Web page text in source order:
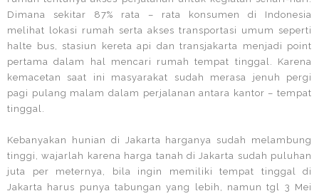
Dimana sekitar 87% rata – rata konsumen di Indonesia
melihat lokasi rumah serta akses transportasi umum seperti
halte bus, stasiun kereta api dan transjakarta menjadi point
pertama dalam hal mencari rumah tempat tinggal. Karena
kemacetan saat ini masyarakat sudah merasa jenuh pergi
pagi pulang malam dalam perjalanan antara kantor – tempat
tinggal.
Kebanyakan hunian di Jakarta harganya sudah melambung
tinggi, wajarlah karena harga tanah di Jakarta sudah puluhan
juta per meternya, bila ingin memiliki tempat tinggal di
Jakarta harus punya tabungan yang lebih, namun tgl 3 Mei